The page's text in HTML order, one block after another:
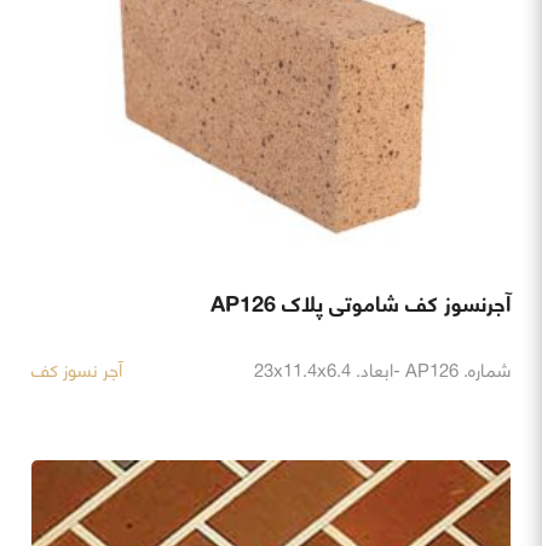
آجرنسوز کف شاموتی پلاک AP126
شماره. AP126 -ابعاد. 23x11.4x6.4 آجر نسوز کف